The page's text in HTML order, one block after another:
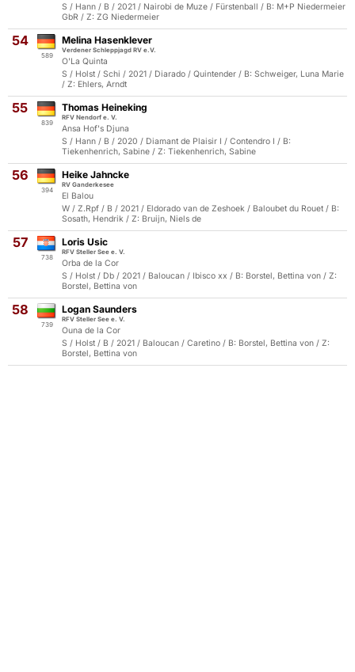
S / Hann / B / 2021 / Nairobi de Muze / Fürstenball / B: M+P Niedermeier
GbR / Z: ZG Niedermeier
54
589
Melina Hasenklever
Verdener Schleppjagd RV e.V.
O'La Quinta
S / Holst / Schi / 2021 / Diarado / Quintender / B: Schweiger, Luna Marie
/ Z: Ehlers, Arndt
55
839
Thomas Heineking
RFV Nendorf e. V.
Ansa Hof's Djuna
S / Hann / B / 2020 / Diamant de Plaisir I / Contendro I / B:
Tiekenhenrich, Sabine / Z: Tiekenhenrich, Sabine
56
394
Heike Jahncke
RV Ganderkesee
El Balou
W / Z.Rpf / B / 2021 / Eldorado van de Zeshoek / Baloubet du Rouet / B:
Sosath, Hendrik / Z: Bruijn, Niels de
57
738
Loris Usic
RFV Steller See e. V.
Orba de la Cor
S / Holst / Db / 2021 / Baloucan / Ibisco xx / B: Borstel, Bettina von / Z:
Borstel, Bettina von
58
739
Logan Saunders
RFV Steller See e. V.
Ouna de la Cor
S / Holst / B / 2021 / Baloucan / Caretino / B: Borstel, Bettina von / Z:
Borstel, Bettina von